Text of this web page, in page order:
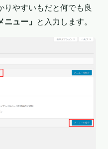
りやすいもだと何でも良
ュー」 と入力します。